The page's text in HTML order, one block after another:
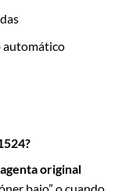
automático
original